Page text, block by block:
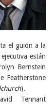
el guión a la
están
Bernstein
Featherstone
).
Tennant